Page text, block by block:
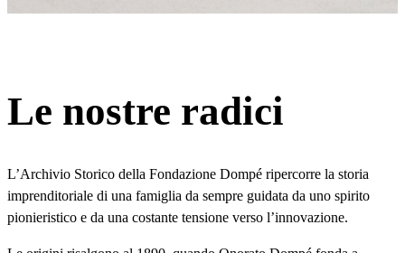
Le nostre radici
L’Archivio Storico della Fondazione Dompé ripercorre la storia
imprenditoriale di una famiglia da sempre guidata da uno spirito
pionieristico e da una costante tensione verso l’innovazione.